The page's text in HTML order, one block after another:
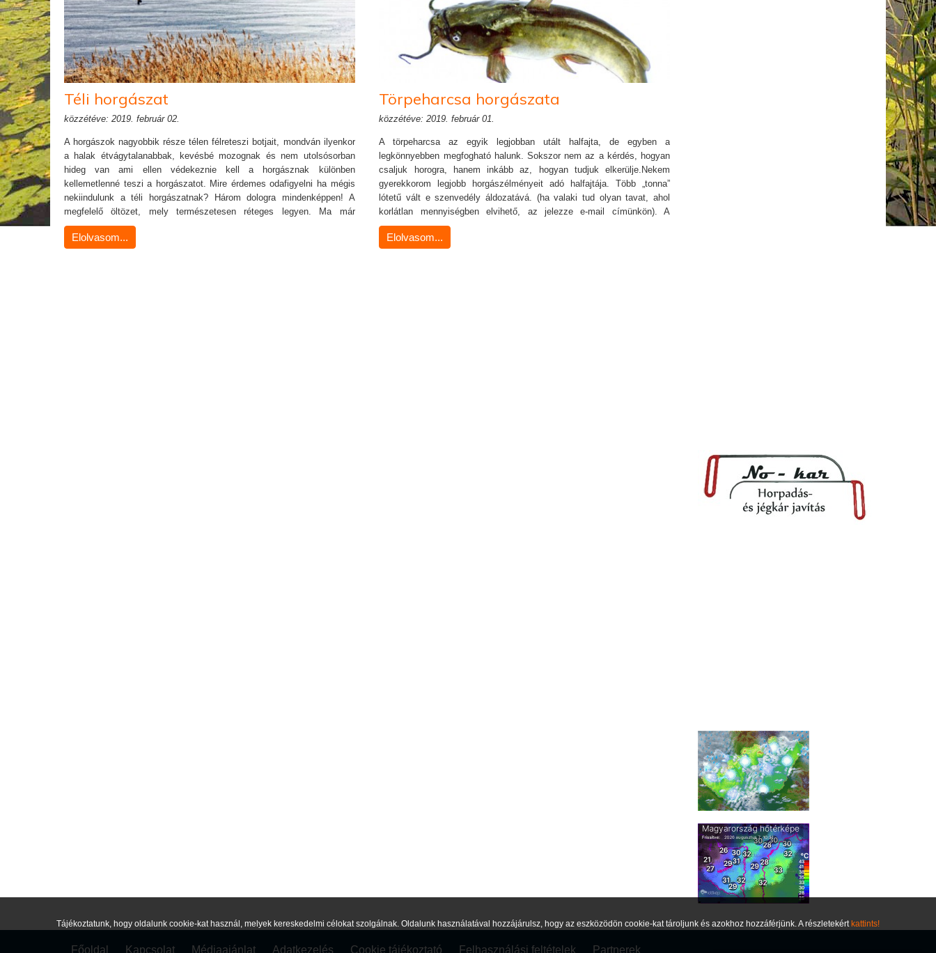
Téli horgászat
közzétéve: 2019. február 02.
A horgászok nagyobbik része télen félreteszi botjait, mondván ilyenkor
a halak étvágytalanabbak, kevésbé mozognak és nem utolsósorban
hideg van ami ellen védekeznie kell a horgásznak különben
kellemetlenné teszi a horgászatot. Mire érdemes odafigyelni ha mégis
nekiindulunk a téli horgászatnak? Három dologra mindenképpen! A
megfelelő öltözet, mely természetesen réteges legyen. Ma már
speciális téli öltözetek segítik a hidegben történő horgászatot, melyeket
ésszerűen megválasztva biztosítják a kellemes közérzetet. A lábbelire
Elolvasom...
Törpeharcsa horgászata
közzétéve: 2019. február 01.
​A törpeharcsa az egyik legjobban utált halfajta, de egyben a
legkönnyebben megfogható halunk. Sokszor nem az a kérdés, hogyan
csaljuk horogra, hanem inkább az, hogyan tudjuk elkerülje. ​Nekem
gyerekkorom legjobb horgászélményeit adó halfajtája. Több „tonna”
lótetű vált e szenvedély áldozatává. (ha valaki tud olyan tavat, ahol
korlátlan mennyiségben elvihető, az jelezze e-mail címünkön). A
törpeharcsa méltó a nevére, bár eredeti élőhelyén igen méretesre
nőnek.
Elolvasom...
Főoldal Kapcsolat Médiaajánlat Adatkezelés Cookie tájékoztató Felhasználási feltételek Partnerek
Tájékoztatunk, hogy oldalunk cookie-kat használ, melyek kereskedelmi célokat szolgálnak. Oldalunk használatával hozzájárulsz, hogy az eszközödön cookie-kat tároljunk és azokhoz hozzáférjünk. A részletekért kattints!